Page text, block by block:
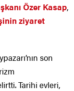
Özer Kasap,
ziyaret
son
Tarihi evleri,